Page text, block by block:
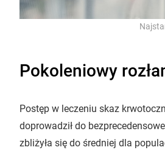
Pokoleniowy
Postęp w leczeniu skaz
doprowadził do
zbliżyła się do średniej dla